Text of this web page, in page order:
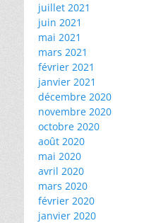
juillet 2021
juin 2021
mai 2021
mars 2021
février 2021
janvier 2021
décembre 2020
novembre 2020
octobre 2020
août 2020
mai 2020
avril 2020
mars 2020
février 2020
janvier 2020